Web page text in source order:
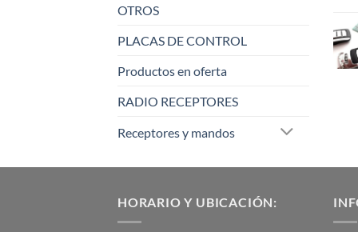
OTROS
PLACAS DE CONTROL
Productos en oferta
RADIO RECEPTORES
Receptores y mandos
HORARIO Y UBICACIÓN: